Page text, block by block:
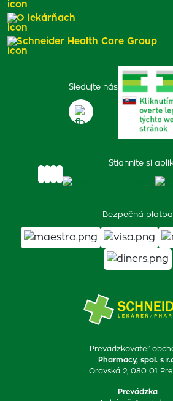
Prevádzkovateľ
Pharmacy, spol. s
Oravská 2, 080 01
Prevádzka
Sledujte nás
Stiahnite si
Bezpečná platba
O lekárňach
Schneider Health Care Group